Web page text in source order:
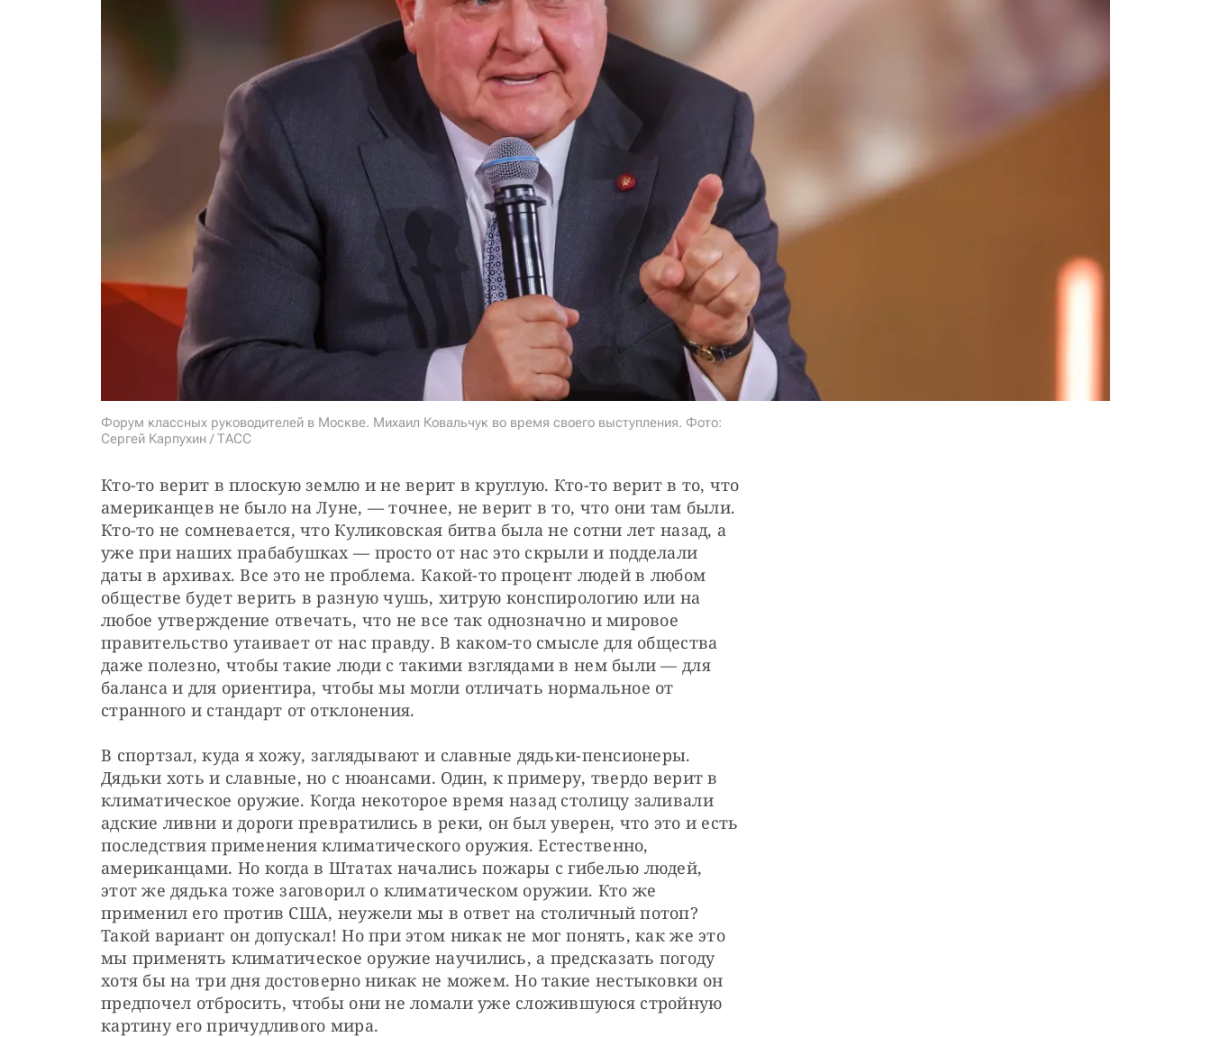
Форум классных руководителей в Москве. Михаил Ковальчук во время своего выступления. Фото:
Сергей Карпухин / ТАСС
Кто-то верит в плоскую землю и не верит в круглую. Кто-то верит в то, что
американцев не было на Луне, — точнее, не верит в то, что они там были.
Кто-то не сомневается, что Куликовская битва была не сотни лет назад, а
уже при наших прабабушках — просто от нас это скрыли и подделали
даты в архивах. Все это не проблема. Какой-то процент людей в любом
обществе будет верить в разную чушь, хитрую конспирологию или на
любое утверждение отвечать, что не все так однозначно и мировое
правительство утаивает от нас правду. В каком-то смысле для общества
даже полезно, чтобы такие люди с такими взглядами в нем были — для
баланса и для ориентира, чтобы мы могли отличать нормальное от
странного и стандарт от отклонения.
В спортзал, куда я хожу, заглядывают и славные дядьки-пенсионеры.
Дядьки хоть и славные, но с нюансами. Один, к примеру, твердо верит в
климатическое оружие. Когда некоторое время назад столицу заливали
адские ливни и дороги превратились в реки, он был уверен, что это и есть
последствия применения климатического оружия. Естественно,
американцами. Но когда в Штатах начались пожары с гибелью людей,
этот же дядька тоже заговорил о климатическом оружии. Кто же
применил его против США, неужели мы в ответ на столичный потоп?
Такой вариант он допускал! Но при этом никак не мог понять, как же это
мы применять климатическое оружие научились, а предсказать погоду
хотя бы на три дня достоверно никак не можем. Но такие нестыковки он
предпочел отбросить, чтобы они не ломали уже сложившуюся стройную
картину его причудливого мира.